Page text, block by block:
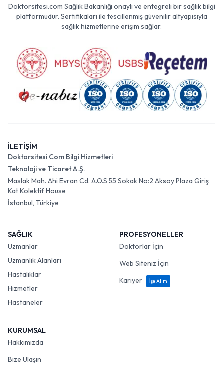
Doktorsitesi.com Sağlık Bakanlığı onaylı ve entegreli bir sağlık bilgi
platformudur. Sertifikaları ile tescillenmiş güvenilir altyapısıyla
sağlık hizmetlerine erişim sağlar.
İLETİŞİM
Doktorsitesi Com Bilgi Hizmetleri
Teknoloji ve Ticaret A.Ş.
Maslak Mah. Ahi Evran Cd. A.O.S 55 Sokak No:2 Aksoy Plaza Giriş
Kat Kolektif House
İstanbul, Türkiye
SAĞLIK
Uzmanlar
Uzmanlık Alanları
Hastalıklar
Hizmetler
Hastaneler
PROFESYONELLER
Doktorlar İçin
Web Siteniz İçin
Kariyer
İşe Alım
KURUMSAL
Hakkımızda
Bize Ulaşın